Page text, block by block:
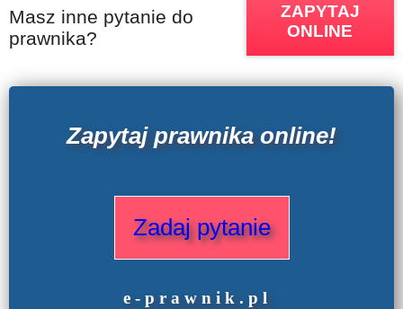
Masz inne pytanie do
prawnika?
ZAPYTAJ
ONLINE
Zapytaj prawnika online!
Zadaj pytanie
e -prawnik . pl